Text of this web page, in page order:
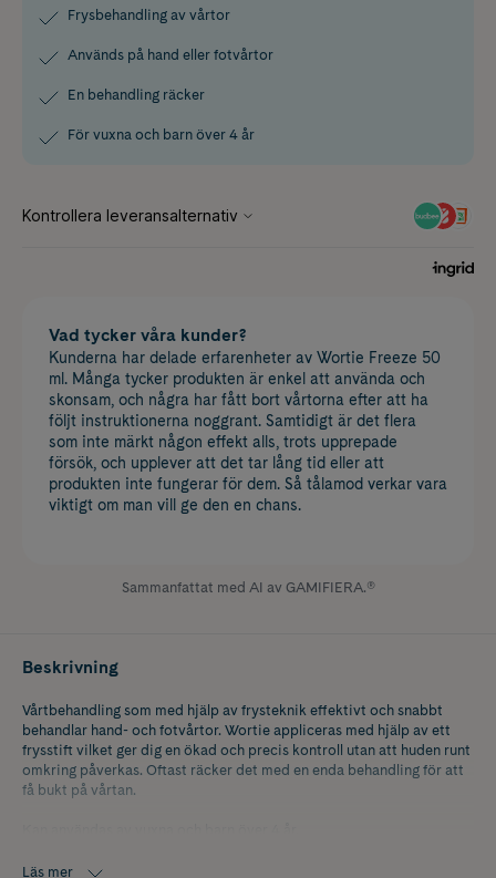
Frysbehandling av vårtor
Används på hand eller fotvårtor
En behandling räcker
För vuxna och barn över 4 år
Vad tycker våra kunder?
Kunderna har delade erfarenheter av Wortie Freeze 50
ml. Många tycker produkten är enkel att använda och
skonsam, och några har fått bort vårtorna efter att ha
följt instruktionerna noggrant. Samtidigt är det flera
som inte märkt någon effekt alls, trots upprepade
försök, och upplever att det tar lång tid eller att
produkten inte fungerar för dem. Så tålamod verkar vara
viktigt om man vill ge den en chans.
Sammanfattat med AI av GAMIFIERA.®
Beskrivning
Vårtbehandling som med hjälp av frysteknik effektivt och snabbt
behandlar hand- och fotvårtor. Wortie appliceras med hjälp av ett
frysstift vilket ger dig en ökad och precis kontroll utan att huden runt
omkring påverkas. Oftast räcker det med en enda behandling för att
få bukt på vårtan.
Läs mer